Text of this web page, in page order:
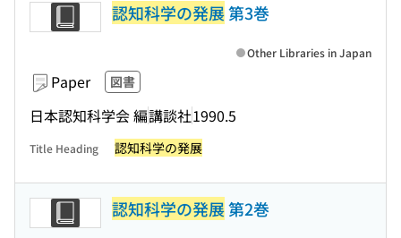
認知科学の発展第3巻
Paper 図書
日本認知科学会 編講談社1990.5
Other Libraries in Japan
Title Heading 認知科学の発展
認知科学の発展第2巻